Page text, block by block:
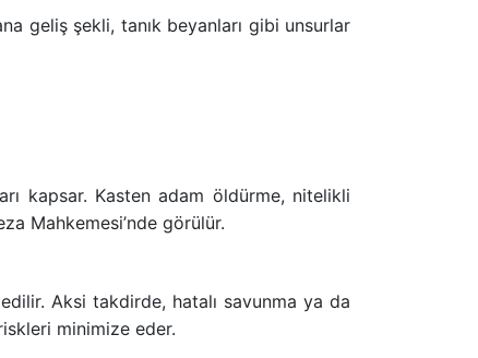
geliş şekli, tanık beyanları gibi unsurlar
kapsar. Kasten adam öldürme, nitelikli
Mahkemesi’nde görülür.
Aksi takdirde, hatalı savunma ya da
minimize eder.